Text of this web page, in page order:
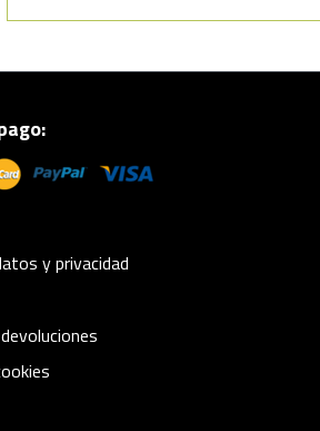
y privacidad